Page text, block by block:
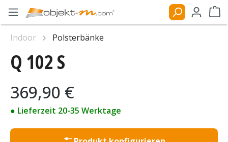
Zum Hauptinhalt springen
Q 102 S
Regulärer Preis:
369,90 €
● Lieferzeit 20-35 Werktage
Indoor
Polsterbänke
Bildergalerie überspringen